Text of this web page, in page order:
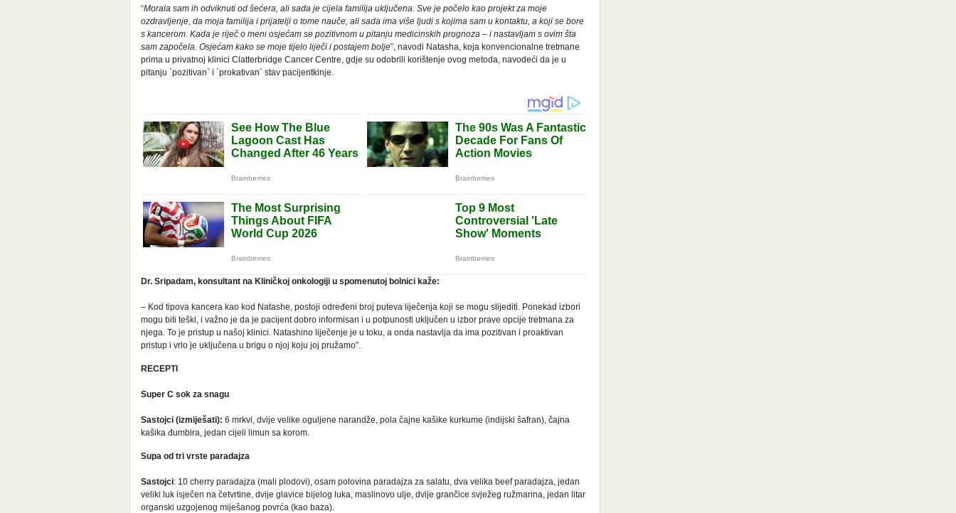
“Morala sam ih odviknuti od šećera, ali sada je cijela familija uključena. Sve je počelo kao projekt za moje
ozdravljenje, da moja familija i prijatelji o tome nauče, ali sada ima više ljudi s kojima sam u kontaktu, a koji se bore
s kancerom. Kada je riječ o meni osjećam se pozitivnom u pitanju medicinskih prognoza – i nastavljam s ovim šta
sam započela. Osjećam kako se moje tijelo liječi i postajem bolje”, navodi Natasha, koja konvencionalne tretmane
prima u privatnoj klinici Clatterbridge Cancer Centre, gdje su odobrili korištenje ovog metoda, navodeći da je u
pitanju `pozitivan` i `prokativan` stav pacijentkinje.
Dr. Sripadam, konsultant na Kliničkoj onkologiji u spomenutoj bolnici kaže:
– Kod tipova kancera kao kod Natashe, postoji određeni broj puteva liječenja koji se mogu slijediti. Ponekad izbori
mogu biti teški, i važno je da je pacijent dobro informisan i u potpunosti uključen u izbor prave opcije tretmana za
njega. To je pristup u našoj klinici. Natashino liječenje je u toku, a onda nastavlja da ima pozitivan i proaktivan
pristup i vrlo je uključena u brigu o njoj koju joj pružamo”.
RECEPTI
Super C sok za snagu
Sastojci (izmiješati): 6 mrkvi, dvije velike oguljene narandže, pola čajne kašike kurkume (indijski šafran), čajna
kašika đumbira, jedan cijeli limun sa korom.
Supa od tri vrste paradajza
Sastojci: 10 cherry paradajza (mali plodovi), osam polovina paradajza za salatu, dva velika beef paradajza, jedan
veliki luk isječen na četvrtine, dvije glavice bijelog luka, maslinovo ulje, dvije grančice svježeg ružmarina, jedan litar
organski uzgojenog miješanog povrća (kao baza).